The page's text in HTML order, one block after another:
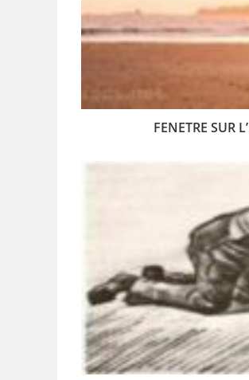
FENETRE SUR